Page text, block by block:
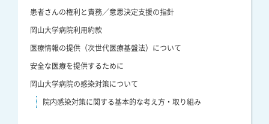
患者さんの権利と責務／意思決定支援の指針
岡山大学病院利用約款
医療情報の提供（次世代医療基盤法）について
安全な医療を提供するために
岡山大学病院の感染対策について
院内感染対策に関する基本的な考え方・取り組み